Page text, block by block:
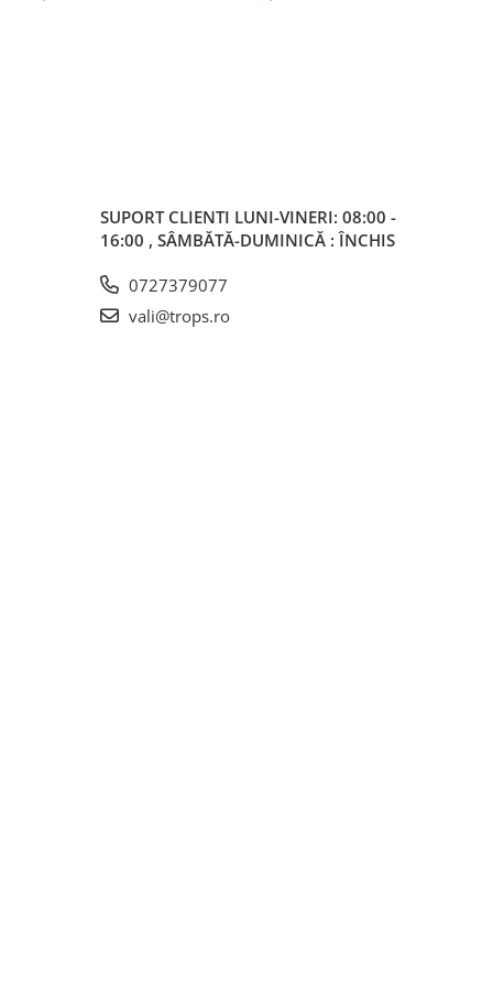
SUPORT CLIENTI LUNI-VINERI: 08:00 -
16:00 , SÂMBĂTĂ-DUMINICĂ : ÎNCHIS
0727379077
vali@trops.ro